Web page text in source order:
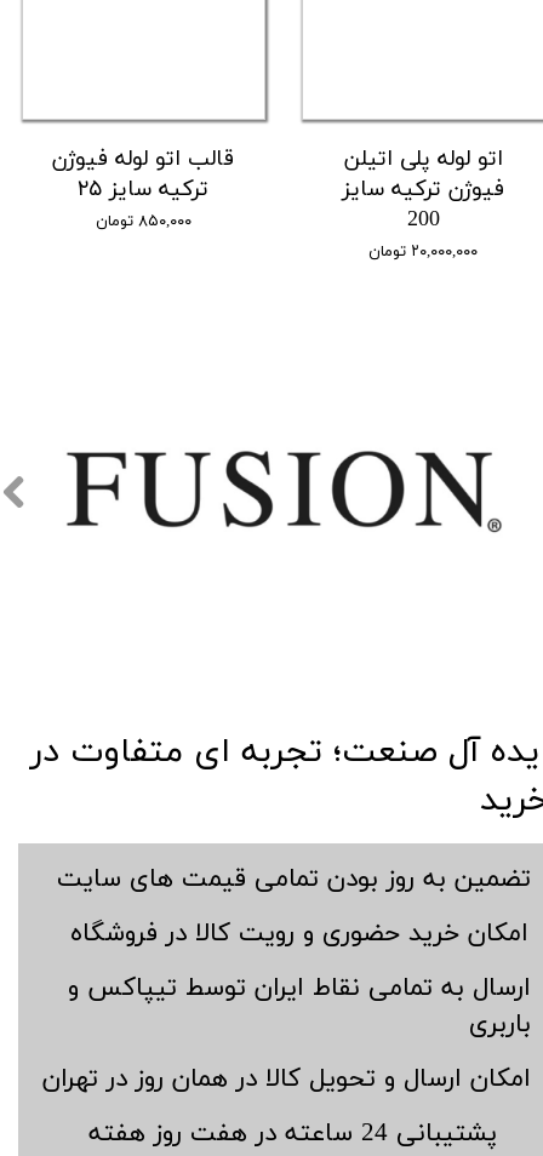
اتو لوله پلی اتیلن
فیوژن ترکیه سایز
200
۲۰,۰۰۰,۰۰۰ تومان
قالب اتو لوله فیوژن
ترکیه سایز ۲۵
۸۵۰,۰۰۰ تومان
​تضمین به روز بودن تمامی قیمت های سایت
​امکان خرید حضوری و رویت کالا در فروشگاه
​ارسال به تمامی نقاط ایران توسط تیپاکس و
باربری
​امکان ارسال و تحویل کالا در همان روز در تهران
​پشتیبانی 24 ساعته در هفت روز هفته
آل صنعت؛ تجربه ای متفاوت در